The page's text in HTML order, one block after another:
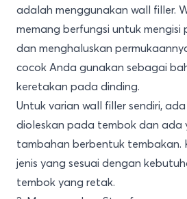
adalah menggunakan wall filler.
memang berfungsi untuk
dan menghaluskan
cocok Anda gunakan sebagai
keretakan pada dinding.
Untuk varian wall filler sendiri,
dioleskan pada tembok dan
tambahan berbentuk tembakan.
jenis yang sesuai dengan
tembok yang retak.